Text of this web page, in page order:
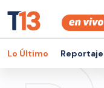
Lo Último